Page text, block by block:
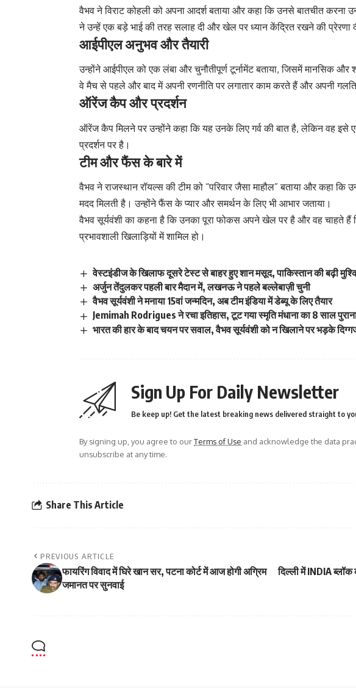
वैभव ने विराट कोहली को अपना आदर्श बताया और कहा कि उनसे बातचीत करना
ने उन्हें एक बड़े भाई की तरह सलाह दी और खेल पर ध्यान केंद्रित रखने की प्रेरणा
आईपीएल अनुभव और तैयारी
उन्होंने आईपीएल को एक लंबा और चुनौतीपूर्ण टूर्नामेंट बताया, जिसमें मानसिक
वे मैच से पहले और बाद में अपनी रणनीति पर लगातार काम करते हैं और अपनी
ऑरेंज कैप और प्रदर्शन
ऑरेंज कैप मिलने पर उन्होंने कहा कि यह उनके लिए गर्व की बात है, लेकिन वह
प्रदर्शन पर है।
टीम और फैंस के बारे में
वैभव ने राजस्थान रॉयल्स की टीम को “परिवार जैसा माहौल” बताया और कहा कि
मदद मिलती है। उन्होंने फैंस के प्यार और समर्थन के लिए भी आभार जताया।
वैभव सूर्यवंशी का कहना है कि उनका पूरा फोकस अपने खेल पर है और वह चाहते
प्रभावशाली खिलाड़ियों में शामिल हो।
वेस्टइंडीज के खिलाफ दूसरे टेस्ट से बाहर हुए शान मसूद, पाकिस्तान की बढ़ी
अर्जुन तेंदुलकर पहली बार मैदान में, लखनऊ ने पहले बल्लेबाज़ी चुनी
वैभव सूर्यवंशी ने मनाया 15वां जन्मदिन, अब टीम इंडिया में डेब्यू के लिए तैयार
Jemimah Rodrigues ने रचा इतिहास, टूट गया स्मृति मंधाना का 8 साल
भारत की हार के बाद चयन पर सवाल, वैभव सूर्यवंशी को न खिलाने पर भड़के
Sign Up For Daily Newsletter
Be keep up! Get the latest breaking news delivered straight to
By signing up, you agree to ourTerms of Use and acknowledge the data
unsubscribe at any time.
Share This Article
PREVIOUS ARTICLE
फायरिंग विवाद में घिरे खान सर, पटना कोर्ट में आज होगी अग्रिम
जमानत पर सुनवाई
दिल्ली में INDIA